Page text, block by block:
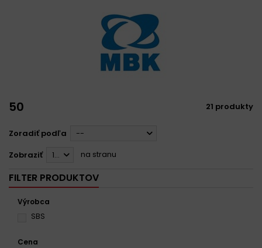
50 21 produkty
Zoradiť podľa
--
Zobraziť
12 na stranu
FILTER PRODUKTOV
Výrobca
SBS
Cena